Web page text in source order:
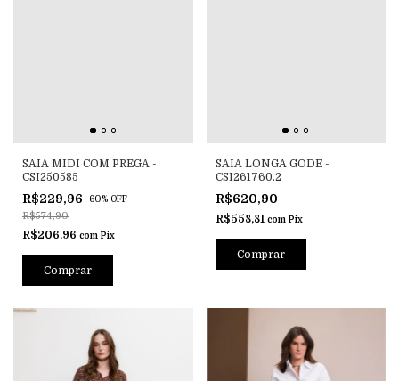
SAIA MIDI COM PREGA -
CSI250585
R$229,96 -60% OFF
R$574,90
R$206,96 com Pix
Comprar
SAIA LONGA GODÊ -
CSI261760.2
R$620,90
R$558,81 com Pix
Comprar